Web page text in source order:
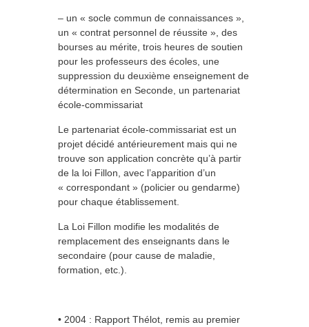
– un « socle commun de connaissances »,
un « contrat personnel de réussite », des
bourses au mérite, trois heures de soutien
pour les professeurs des écoles, une
suppression du deuxième enseignement de
détermination en Seconde, un partenariat
école-commissariat
Le partenariat école-commissariat est un
projet décidé antérieurement mais qui ne
trouve son application concrète qu’à partir
de la loi Fillon, avec l’apparition d’un
« correspondant » (policier ou gendarme)
pour chaque établissement.
La Loi Fillon modifie les modalités de
remplacement des enseignants dans le
secondaire (pour cause de maladie,
formation, etc.).
• 2004 : Rapport Thélot, remis au premier